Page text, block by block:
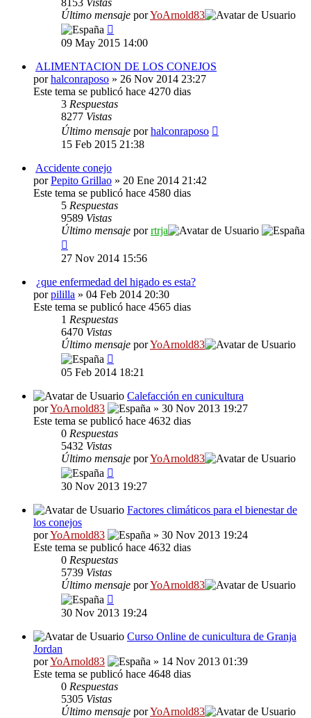
Último mensaje porYoArnold83
09 May 2015 14:00
ALIMENTACION DE LOS CONEJOS
porhalconraposo » 26 Nov 2014 23:27
Este tema se publicó hace 4270 dias
3 Respuestas
8277 Vistas
Último mensaje porhalconraposo
15 Feb 2015 21:38
Accidente conejo
porPepito Grillao » 20 Ene 2014 21:42
Este tema se publicó hace 4580 dias
5 Respuestas
9589 Vistas
Último mensaje porrtrja
27 Nov 2014 15:56
¿que enfermedad del higado es esta?
porpililla » 04 Feb 2014 20:30
Este tema se publicó hace 4565 dias
1 Respuestas
6470 Vistas
Último mensaje porYoArnold83
05 Feb 2014 18:21
Calefacción en cunicultura
porYoArnold83
» 30 Nov 2013 19:27
Este tema se publicó hace 4632 dias
0 Respuestas
5432 Vistas
Último mensaje porYoArnold83
30 Nov 2013 19:27
Factores climáticos para el bienestar de
los conejos
porYoArnold83
» 30 Nov 2013 19:24
Este tema se publicó hace 4632 dias
0 Respuestas
5739 Vistas
Último mensaje porYoArnold83
30 Nov 2013 19:24
Curso Online de cunicultura de Granja
Jordan
porYoArnold83
» 14 Nov 2013 01:39
Este tema se publicó hace 4648 dias
0 Respuestas
5305 Vistas
Último mensaje porYoArnold83